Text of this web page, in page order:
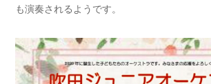
も演奏されるようです。